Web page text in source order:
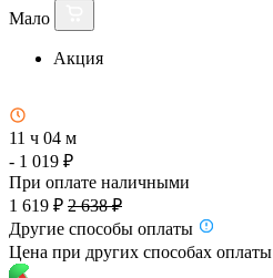
Мало
Акция
11 ч 04 м
- 1 019 ₽
При оплате наличными
1 619 ₽ 2 638 ₽
Другие способы оплаты
Цена при других способах оплаты